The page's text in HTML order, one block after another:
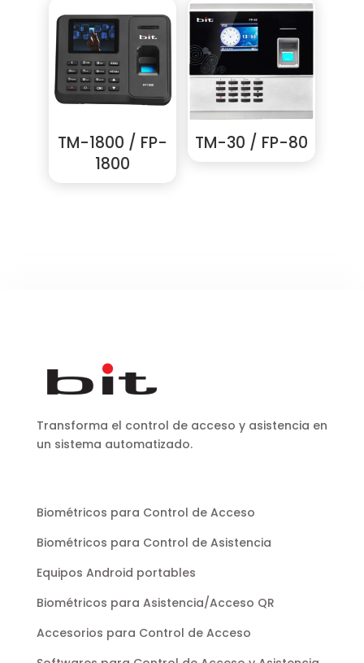
TM-1800 / FP-
1800
TM-30 / FP-80
Transforma el control de acceso y asistencia en
un sistema automatizado.
Biométricos para Control de Acceso
Biométricos para Control de Asistencia
Equipos Android portables
Biométricos para Asistencia/Acceso QR
Accesorios para Control de Acceso